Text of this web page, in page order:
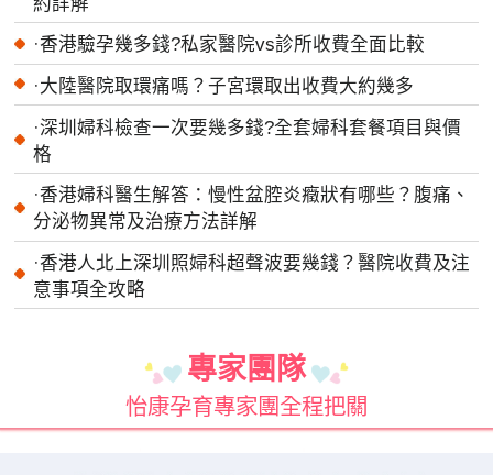
·香港驗孕幾多錢?私家醫院vs診所收費全面比較
·大陸醫院取環痛嗎？子宮環取出收費大約幾多
·深圳婦科檢查一次要幾多錢?全套婦科套餐項目與價
格
·香港婦科醫生解答：慢性盆腔炎癥狀有哪些？腹痛、
分泌物異常及治療方法詳解
·香港人北上深圳照婦科超聲波要幾錢？醫院收費及注
意事項全攻略
專家團隊
怡康孕育專家團全程把關